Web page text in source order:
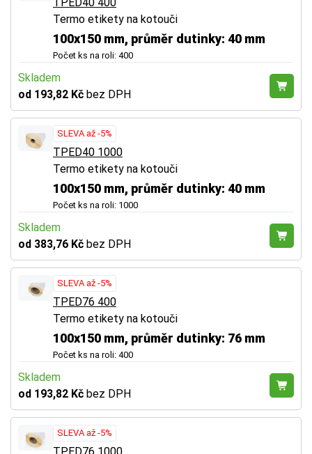
Termo etikety na kotouči
100x150 mm, průměr dutinky: 40 mm
Počet ks na roli: 400
Skladem
od 193,82 Kč bez DPH
SLEVA až -5%
TPED40 1000
Termo etikety na kotouči
100x150 mm, průměr dutinky: 40 mm
Počet ks na roli: 1000
Skladem
od 383,76 Kč bez DPH
SLEVA až -5%
TPED76 400
Termo etikety na kotouči
100x150 mm, průměr dutinky: 76 mm
Počet ks na roli: 400
Skladem
od 193,82 Kč bez DPH
SLEVA až -5%